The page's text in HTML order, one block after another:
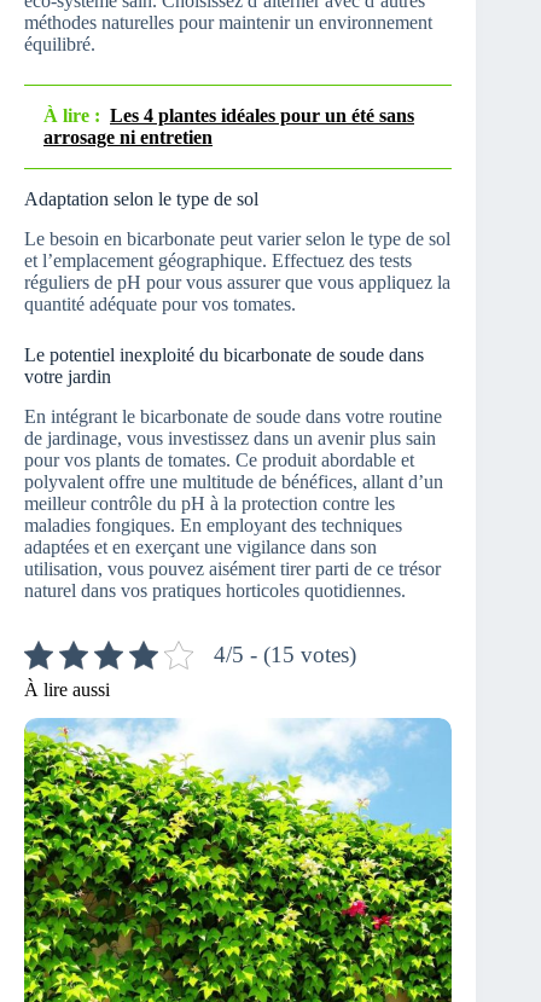
méthodes naturelles pour maintenir un environnement
équilibré.
À lire : Les 4 plantes idéales pour un été sans
arrosage ni entretien
Adaptation selon le type de sol
Le besoin en bicarbonate peut varier selon le type de sol
et l’emplacement géographique. Effectuez des tests
réguliers de pH pour vous assurer que vous appliquez la
quantité adéquate pour vos tomates.
Le potentiel inexploité du bicarbonate de soude dans
votre jardin
En intégrant le bicarbonate de soude dans votre routine
de jardinage, vous investissez dans un avenir plus sain
pour vos plants de tomates. Ce produit abordable et
polyvalent offre une multitude de bénéfices, allant d’un
meilleur contrôle du pH à la protection contre les
maladies fongiques. En employant des techniques
adaptées et en exerçant une vigilance dans son
utilisation, vous pouvez aisément tirer parti de ce trésor
naturel dans vos pratiques horticoles quotidiennes.
4/5 - (15 votes)
À lire aussi